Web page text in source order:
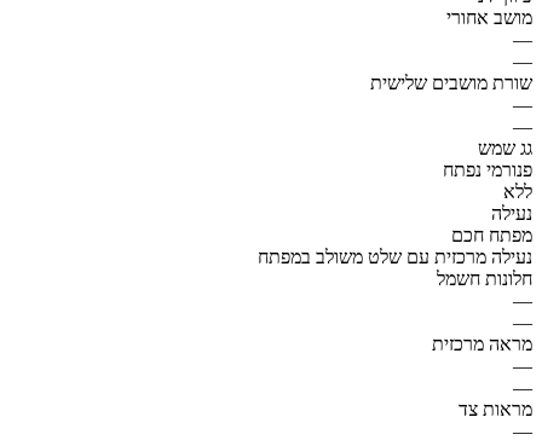
מושב אחורי
—
—
שורת מושבים שלישית
—
—
גג שמש
פנורמי נפתח
ללא
נעילה
מפתח חכם
נעילה מרכזית עם שלט משולב במפתח
חלונות חשמל
—
—
מראה מרכזית
—
—
מראות צד
—